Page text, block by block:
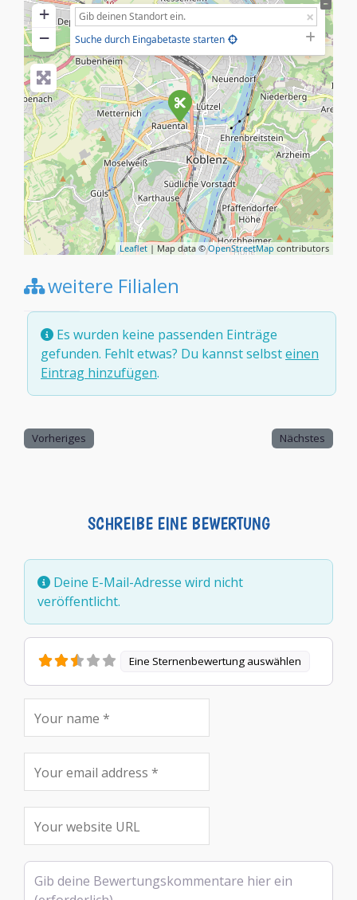
+
−
Suche durch Eingabetaste starten
Leaflet | Map data ©OpenStreetMap contributors
weitere Filialen
Es wurden keine passenden Einträge
gefunden. Fehlt etwas? Du kannst selbsteinen
Eintrag hinzufügen.
Vorheriges Nächstes
SCHREIBE EINE BEWERTUNG
Deine E-Mail-Adresse wird nicht
veröffentlicht.
Eine Sternenbewertung auswählen
Rezensionstext